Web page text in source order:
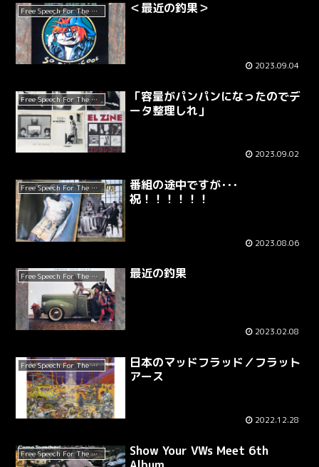
Free Speech For The Dumb ＜最近の釣果＞
2023.09.04
Free Speech For The Dumb
「容量がパンパンになったのでデ
ータ整理しれ」
2023.09.02
Free Speech For The Dumb
番組の途中ですが･･･
祝！！！！！！
2023.08.06
Free Speech For The Dumb 最近の釣果
2023.02.08
Free Speech For The Dumb
日本のマッドフラッド／フラット
アース
2022.12.28
Free Speech For The Dumb
Show Your VWs Meet 6th